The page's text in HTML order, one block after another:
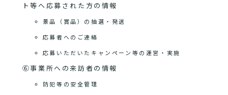
ト等へ応募された方の情報
景品（賞品）の抽選・発送
応募者へのご連絡
応募いただいたキャンペーン等の運営・実施
⑥事業所への来訪者の情報
防犯等の安全管理